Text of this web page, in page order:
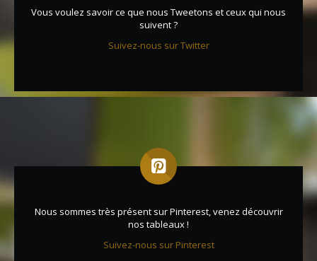
Vous voulez savoir ce que nous Tweetons et ceux qui nous
suivent ?
Suivez-nous sur Twitter
Nous sommes très présent sur Pinterest, venez découvrir
nos tableaux !
Suivez-nous sur Pinterest